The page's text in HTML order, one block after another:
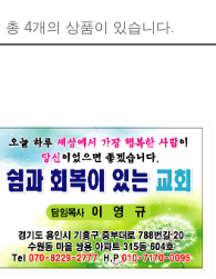
총 4개의 상품이 있습니다.